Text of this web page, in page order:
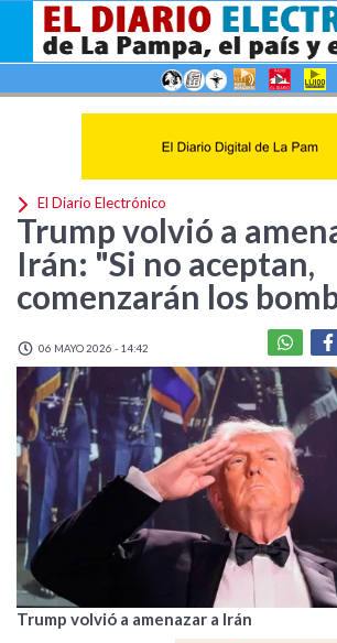
El Diario Electrónico
Trump volvió a
Irán: "Si no aceptan,
comenzarán los
06 MAYO 2026 - 14:42
Trump volvió a amenazar a Irán